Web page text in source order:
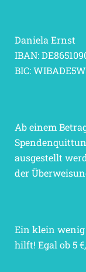
Daniela Ernst
IBAN:
BIC: WIBADE5W
Ab einem
ausgestellt
der
Ein klein wenig
hilft! Egal ob 5